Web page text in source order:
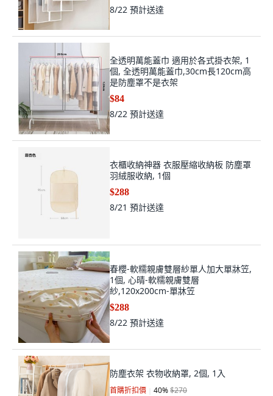
8/22 預計送達
全透明萬能蓋巾 適用於各式掛衣架, 1
個, 全透明萬能蓋巾,30cm長120cm高
是防塵罩不是衣架
$84
8/22 預計送達
衣櫃收納神器 衣服壓縮收納板 防塵罩
羽絨服收納, 1個
$288
8/21 預計送達
春櫻-軟糯親膚雙層紗單人加大單牀笠,
1個, 心晴-軟糯親膚雙層
紗,120x200cm-單牀笠
$288
8/22 預計送達
防塵衣架 衣物收納罩, 2個, 1入
首購折扣價 40%$270